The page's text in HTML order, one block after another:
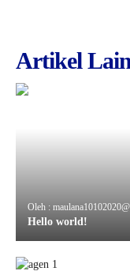
Artikel
Oleh :
Hello world!